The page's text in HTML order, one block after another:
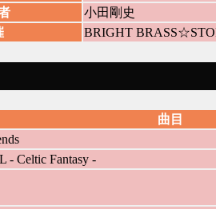
小田剛史
BRIGHT
曲目
- Celtic Fantasy -